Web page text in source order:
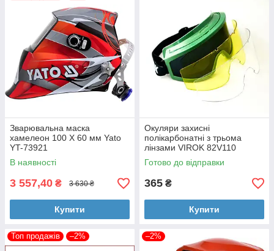
Зварювальна маска
хамелеон 100 Х 60 мм Yato
YT-73921
В наявності
3 557,40 ₴ 3 630 ₴
Купити
Окуляри захисні
полікарбонатні з трьома
лінзами VIROK 82V110
Готово до відправки
365 ₴
Купити
Топ продажів –2% –2%